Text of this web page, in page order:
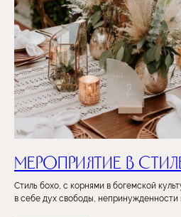
Мероприятие в
Стиль бохо, с корнями в богемской
в себе дух свободы,